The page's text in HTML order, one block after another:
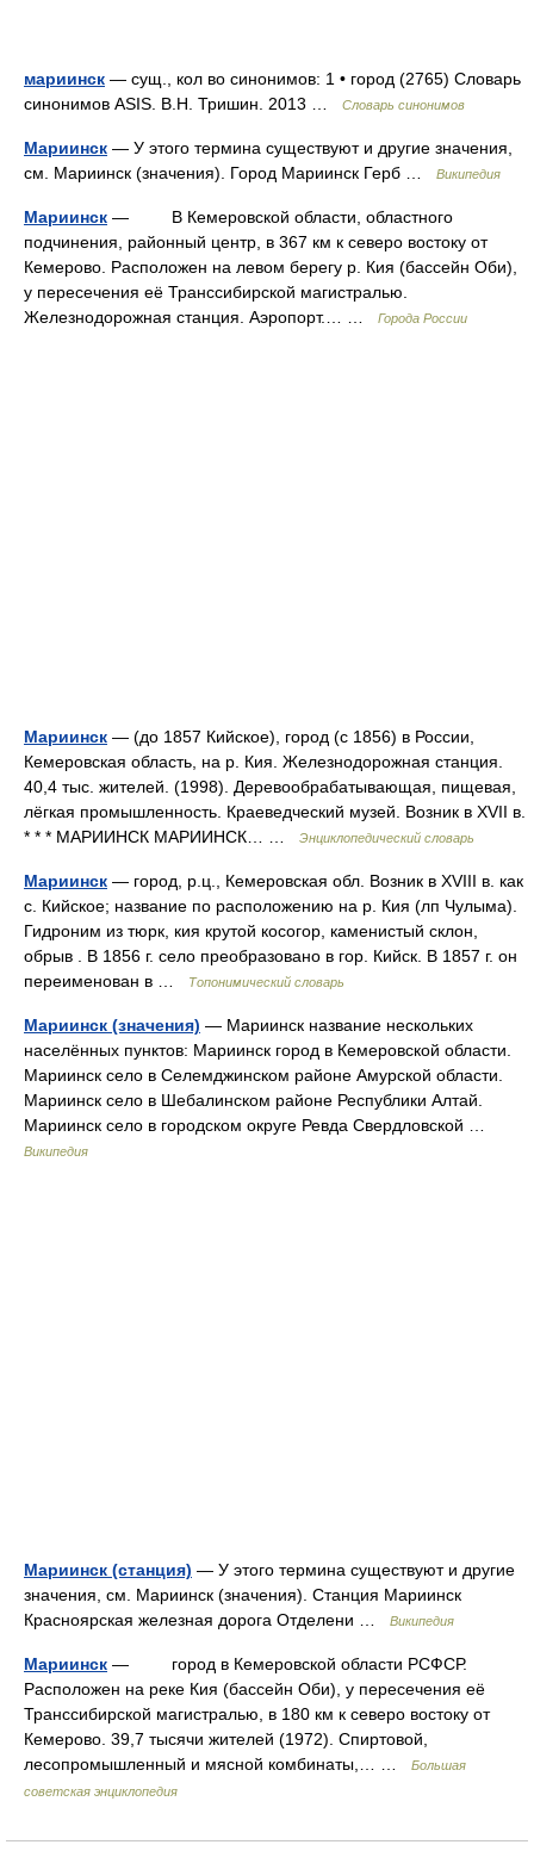
мариинск — сущ., кол во синонимов: 1 • город (2765) Словарь
синонимов ASIS. В.Н. Тришин. 2013 …
Словарь синонимов
Мариинск — У этого термина существуют и другие значения,
см. Мариинск (значения). Город Мариинск Герб …
Википедия
Мариинск — В Кемеровской области, областного
подчинения, районный центр, в 367 км к северо востоку от
Кемерово. Расположен на левом берегу р. Кия (бассейн Оби),
у пересечения её Транссибирской магистралью.
Железнодорожная станция. Аэропорт.… …
Города России
Мариинск — (до 1857 Кийское), город (с 1856) в России,
Кемеровская область, на р. Кия. Железнодорожная станция.
40,4 тыс. жителей. (1998). Деревообрабатывающая, пищевая,
лёгкая промышленность. Краеведческий музей. Возник в XVII в.
* * * МАРИИНСК МАРИИНСК… …
Энциклопедический словарь
Мариинск — город, р.ц., Кемеровская обл. Возник в XVIII в. как
с. Кийское; название по расположению на р. Кия (лп Чулыма).
Гидроним из тюрк, кия крутой косогор, каменистый склон,
обрыв . В 1856 г. село преобразовано в гор. Кийск. В 1857 г. он
переименован в …
Топонимический словарь
Мариинск (значения) — Мариинск название нескольких
населённых пунктов: Мариинск город в Кемеровской области.
Мариинск село в Селемджинском районе Амурской области.
Мариинск село в Шебалинском районе Республики Алтай.
Мариинск село в городском округе Ревда Свердловской …
Википедия
Мариинск (станция) — У этого термина существуют и другие
значения, см. Мариинск (значения). Станция Мариинск
Красноярская железная дорога Отделени …
Википедия
Мариинск — город в Кемеровской области РСФСР.
Расположен на реке Кия (бассейн Оби), у пересечения её
Транссибирской магистралью, в 180 км к северо востоку от
Кемерово. 39,7 тысячи жителей (1972). Спиртовой,
лесопромышленный и мясной комбинаты,… …
Большая
советская энциклопедия